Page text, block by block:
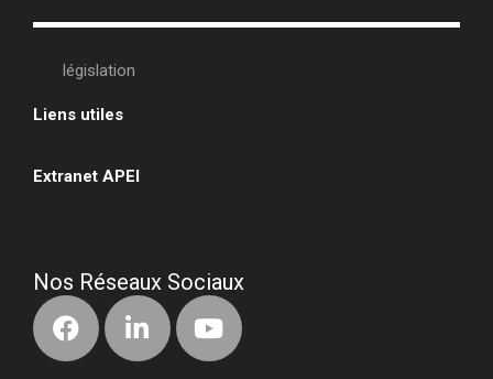
législation
Liens utiles
Extranet APEI
Nos Réseaux Sociaux